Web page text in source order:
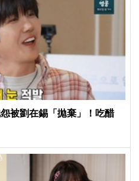
被劉在錫「拋棄」！吃醋